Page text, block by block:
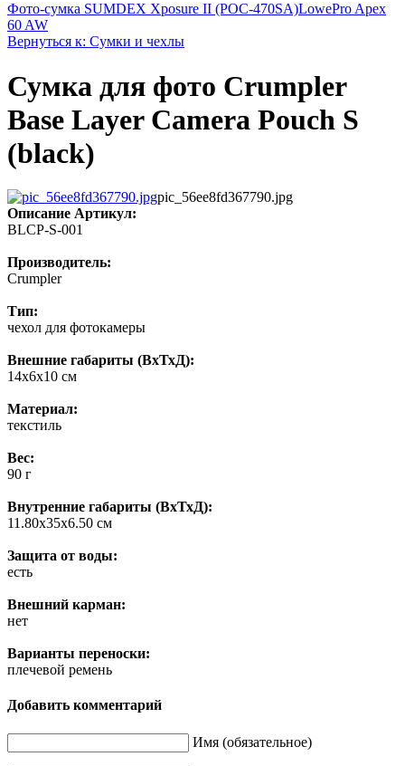
Фото-сумка SUMDEX Xposure II (POC-470SA)LowePro Apex
60 AW
Вернуться к: Сумки и чехлы
Сумка для фото Crumpler
Base Layer Camera Pouch S
(black)
pic_56ee8fd367790.jpg
Описание Артикул:
BLCP-S-001
Производитель:
Crumpler
Тип:
чехол для фотокамеры
Внешние габариты (ВхТхД):
14х6х10 см
Материал:
текстиль
Вес:
90 г
Внутренние габариты (ВхТхД):
11.80х35х6.50 см
Защита от воды:
есть
Внешний карман:
нет
Варианты переноски:
плечевой ремень
Добавить комментарий
Имя (обязательное)